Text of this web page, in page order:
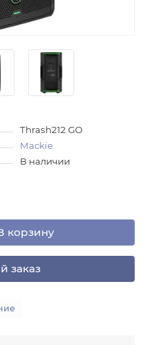
Thrash212 GO
Mackie
В наличии
корзину
заказ